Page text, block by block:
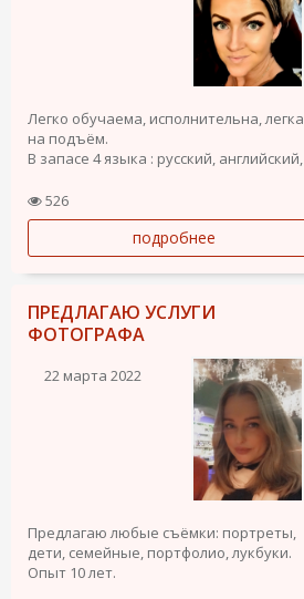
Легко обучаема, исполнительна, легка
на подъём.
В запасе 4 языка : русский, английский,
стадии изучения.
526
подробнее
ПРЕДЛАГАЮ УСЛУГИ
ФОТОГРАФА
22 марта 2022
Предлагаю любые съёмки: портреты,
дети, семейные, портфолио, лукбуки.
Опыт 10 лет.